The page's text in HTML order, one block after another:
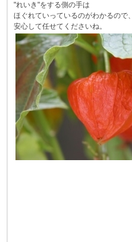
"れいき"をする側の手は
ほぐれていっているのがわかるので、
安心して任せてくださいね。